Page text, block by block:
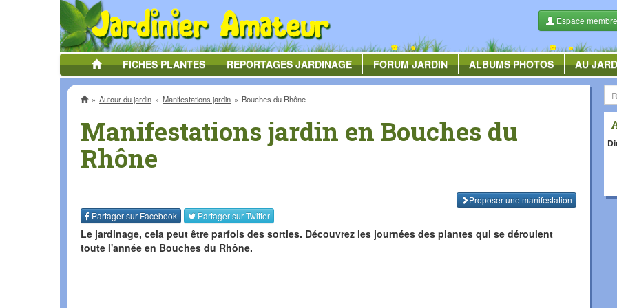
Espace
FICHESPLANTES REPORTAGESJARDINAGE FORUMJARDIN ALBUMSPHOTOS AU
AccueilAutour du jardin Manifestations jardin Bouches du Rhône
Manifestations jardin en Bouches du
Rhône
Proposer une manifestation
Partager sur Facebook Partager surTwitter
Le jardinage, cela peut être parfois des sorties. Découvrez les journées des plantes qui se déroulent
toute l'année en Bouches du Rhône.